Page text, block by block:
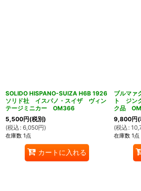
SOLIDO HISPANO-SUIZA H6B 1926
ソリド社 イスパノ・スイザ ヴィン
テージミニカー OM366
5,500円(税別)
(税込 : 6,050円)
在庫数 1点
カートに入れる
ブルマ
ト ジン
ク品
9,800円
(税込 :
在庫数 1点